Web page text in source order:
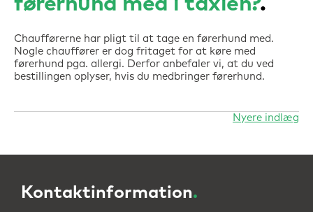
Chaufførerne har pligt til at tage en førerhund med.
Nogle chauffører er dog fritaget for at køre med
førerhund pga. allergi. Derfor anbefaler vi, at du ved
bestillingen oplyser, hvis du medbringer førerhund.
til
indlæg
Nyere indlæg
Kontaktinformation.